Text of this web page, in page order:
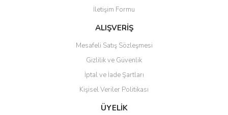
İletişim Formu
ALIŞVERİŞ
Mesafeli Satış Sözleşmesi
Gizlilik ve Güvenlik
İptal ve İade Şartları
Kişisel Veriler Politikası
ÜYELİK